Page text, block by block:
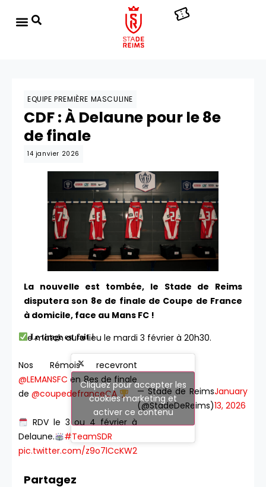
EQUIPE PREMIÈRE MASCULINE
CDF : À Delaune pour le 8e
de finale
14 janvier 2026
La nouvelle est tombée, le Stade de Reims
disputera son 8e de finale de Coupe de France
à domicile, face au Mans FC !
Le match aura lieu le mardi 3 février à 20h30.
𝐋𝐞 𝐭𝐢𝐫𝐚𝐠𝐞 𝐞𝐬𝐭 𝐟𝐚𝐢𝐭 !
Nos Rémois recevront
@LEMANSFC en 8es de finale
de @coupedefranceCA
RDV le 3 ou 4 février à
Delaune.
#TeamSDR
pic.twitter.com/z9o7lCcKW2
— Stade de Reims
(@StadeDeReims)
January
13, 2026
Cliquez pour accepter les
cookies marketing et
activer ce contenu
Partagez